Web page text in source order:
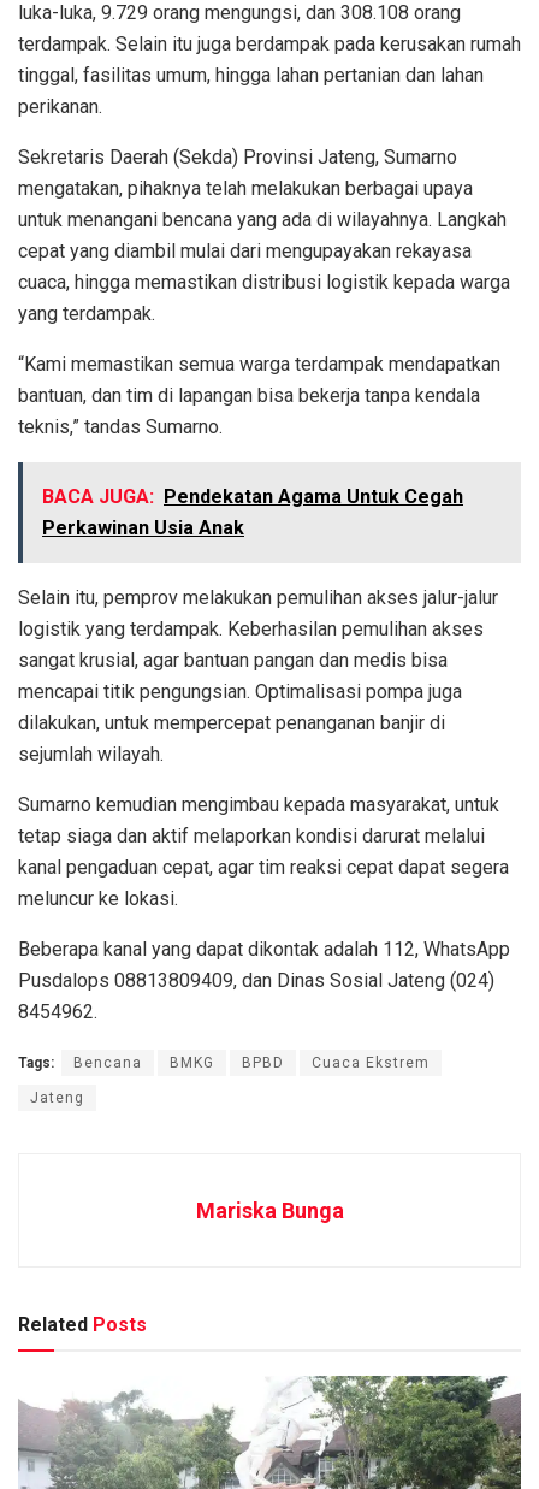
luka-luka, 9.729 orang mengungsi, dan 308.108 orang
terdampak. Selain itu juga berdampak pada kerusakan rumah
tinggal, fasilitas umum, hingga lahan pertanian dan lahan
perikanan.
Sekretaris Daerah (Sekda) Provinsi Jateng, Sumarno
mengatakan, pihaknya telah melakukan berbagai upaya
untuk menangani bencana yang ada di wilayahnya. Langkah
cepat yang diambil mulai dari mengupayakan rekayasa
cuaca, hingga memastikan distribusi logistik kepada warga
yang terdampak.
“Kami memastikan semua warga terdampak mendapatkan
bantuan, dan tim di lapangan bisa bekerja tanpa kendala
teknis,” tandas Sumarno.
BACA JUGA: Pendekatan Agama Untuk Cegah
Perkawinan Usia Anak
Selain itu, pemprov melakukan pemulihan akses jalur-jalur
logistik yang terdampak. Keberhasilan pemulihan akses
sangat krusial, agar bantuan pangan dan medis bisa
mencapai titik pengungsian. Optimalisasi pompa juga
dilakukan, untuk mempercepat penanganan banjir di
sejumlah wilayah.
Sumarno kemudian mengimbau kepada masyarakat, untuk
tetap siaga dan aktif melaporkan kondisi darurat melalui
kanal pengaduan cepat, agar tim reaksi cepat dapat segera
meluncur ke lokasi.
Beberapa kanal yang dapat dikontak adalah 112, WhatsApp
Pusdalops 08813809409, dan Dinas Sosial Jateng (024)
8454962.
Tags: Bencana BMKG BPBD Cuaca Ekstrem
Jateng
Mariska Bunga
Related Posts